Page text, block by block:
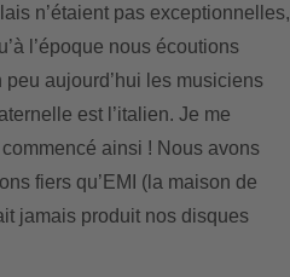
n’étaient pas exceptionnelles,
l’époque nous écoutions
aujourd’hui les musiciens
est l’italien. Je me
ainsi ! Nous avons
fiers qu’EMI (la maison de
jamais produit nos disques